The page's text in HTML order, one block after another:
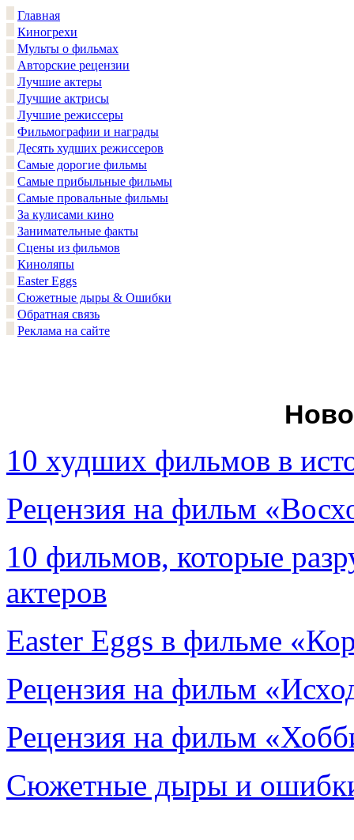
Главная
Киногрехи
Мульты о фильмах
Авторские рецензии
Лучшие актеры
Лучшие актрисы
Лучшие режиссеры
Фильмографии и награды
Десять худших режиссеров
Самые дорогие фильмы
Самые прибыльные фильмы
Самые провальные фильмы
За кулисами кино
Занимательные факты
Сцены из фильмов
Киноляпы
Easter Eggs
Сюжетные дыры & Ошибки
Обратная связь
Реклама на сайте
10 худших фильмов в
Рецензия на фильм
10 фильмов, которые
актеров
Easter Eggs в фильме
Рецензия на фильм
Рецензия на фильм
Сюжетные дыры и